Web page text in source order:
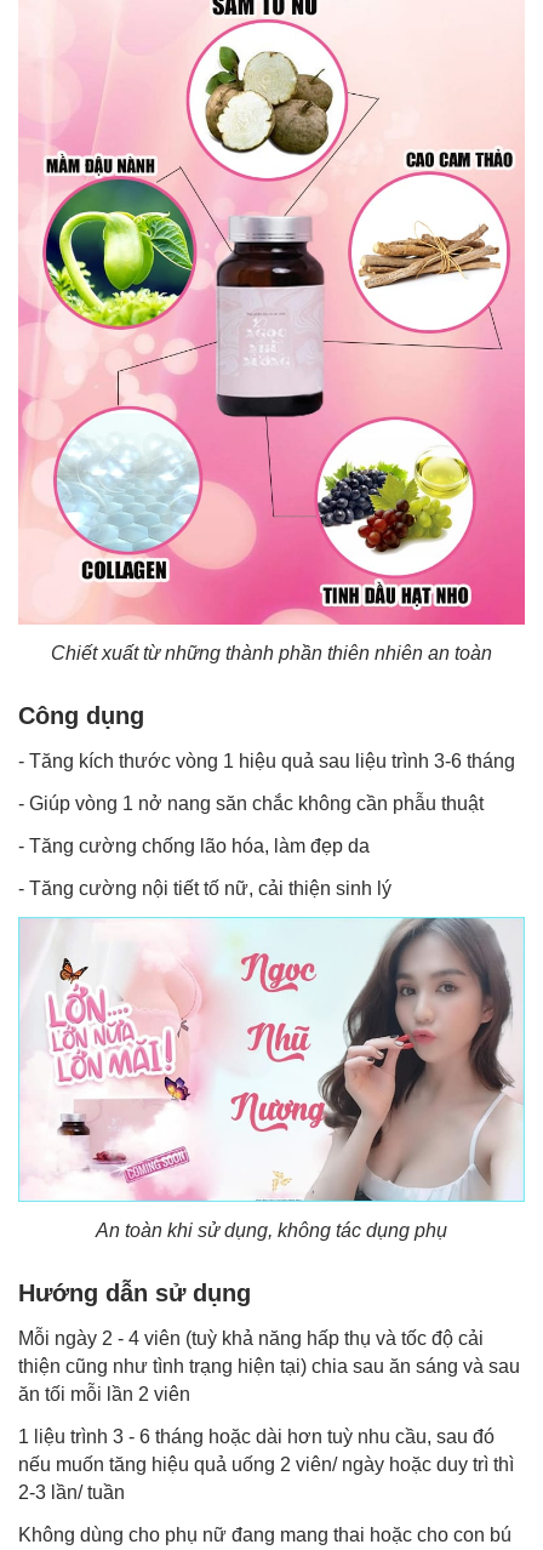
Chiết xuất từ những thành phần thiên nhiên an toàn
Công dụng
- Tăng kích thước vòng 1 hiệu quả sau liệu trình 3-6 tháng
- Giúp vòng 1 nở nang săn chắc không cần phẫu thuật
- Tăng cường chống lão hóa, làm đẹp da
- Tăng cường nội tiết tố nữ, cải thiện sinh lý
An toàn khi sử dụng, không tác dụng phụ
Hướng dẫn sử dụng
Mỗi ngày 2 - 4 viên (tuỳ khả năng hấp thụ và tốc độ cải
thiện cũng như tình trạng hiện tại) chia sau ăn sáng và sau
ăn tối mỗi lần 2 viên
1 liệu trình 3 - 6 tháng hoặc dài hơn tuỳ nhu cầu, sau đó
nếu muốn tăng hiệu quả uống 2 viên/ ngày hoặc duy trì thì
2-3 lần/ tuần
Không dùng cho phụ nữ đang mang thai hoặc cho con bú